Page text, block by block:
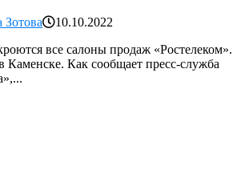
Зотова
10.10.2022
все салоны продаж «Ростелеком».
Каменске. Как сообщает пресс-служба